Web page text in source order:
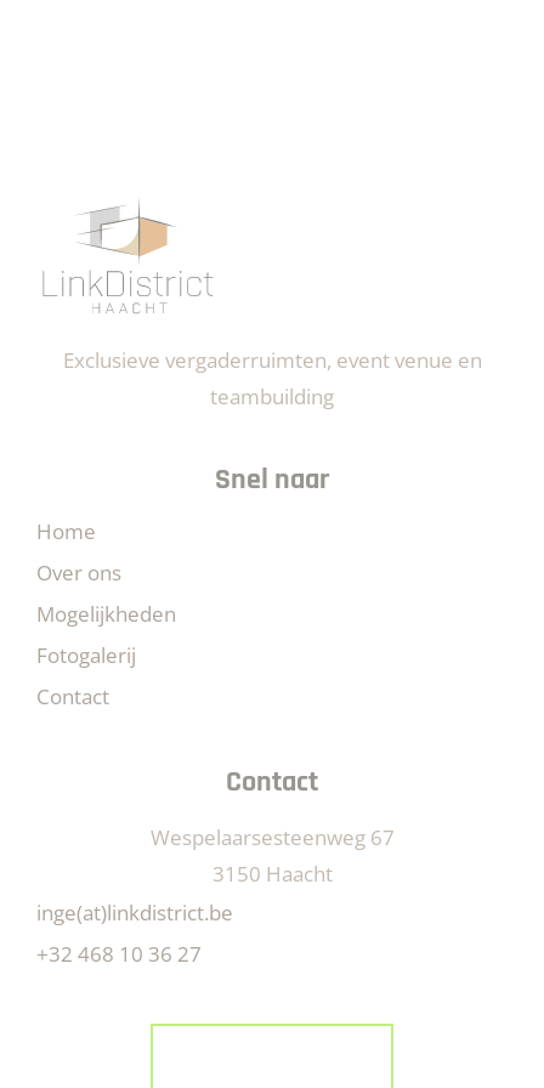
Exclusieve vergaderruimten, event venue en
teambuilding
Snel naar
Home
Over ons
Mogelijkheden
Fotogalerij
Contact
Contact
Wespelaarsesteenweg 67
3150 Haacht
inge(at)linkdistrict.be
+32 468 10 36 27